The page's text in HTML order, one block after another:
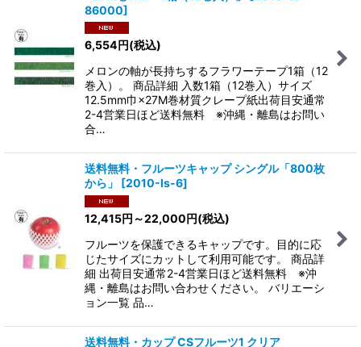
86000]
6,554円(税込)
メロンの軸が長持ちするフラワーテープ1箱（12
巻入）。 商品詳細 入数1箱（12巻入）サイズ
12.5mm巾×27M巻材質クレープ紙出荷目安通常
2-4営業日ほど送料無料 ※沖縄・離島はお問い
合…
送料無料・フルーツキャップ シングル「800枚
から」
[2010-ls-6]
12,415円 ～22,000円(税込)
フルーツを保護できるキャップです。目的に応
じたサイズにカットして利用可能です。 商品詳
細 出荷目安通常2-4営業日ほど送料無料 ※沖
縄・離島はお問い合わせください。 バリエーシ
ョン一覧 品…
送料無料・カップ CSフルーツ1 クリア